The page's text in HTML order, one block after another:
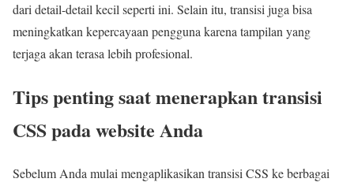
dari detail-detail kecil seperti ini. Selain itu, transisi juga bisa
meningkatkan kepercayaan pengguna karena tampilan yang
terjaga akan terasa lebih profesional.
Tips penting saat menerapkan transisi
CSS pada website Anda
Sebelum Anda mulai mengaplikasikan transisi CSS ke berbagai